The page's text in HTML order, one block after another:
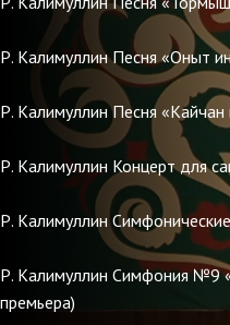
Р. Калимуллин Песня «Оныт
Р. Калимуллин Песня
Р. Калимуллин Концерт для
Р. Калимуллин
Р. Калимуллин Симфония №9
премьера)